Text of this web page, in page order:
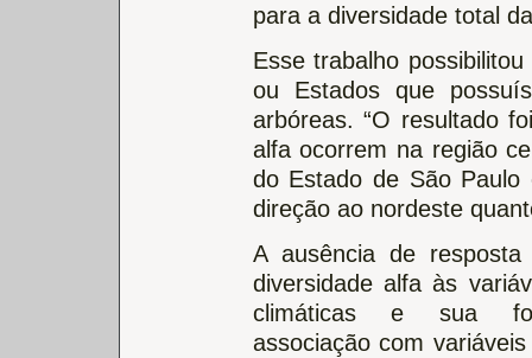
para a diversidade total
Esse trabalho
ou Estados que
arbóreas. “O resultado
alfa ocorrem na região
do Estado de São
direção ao nordeste
A ausência de resposta
diversidade alfa às
climáticas e sua
associação com